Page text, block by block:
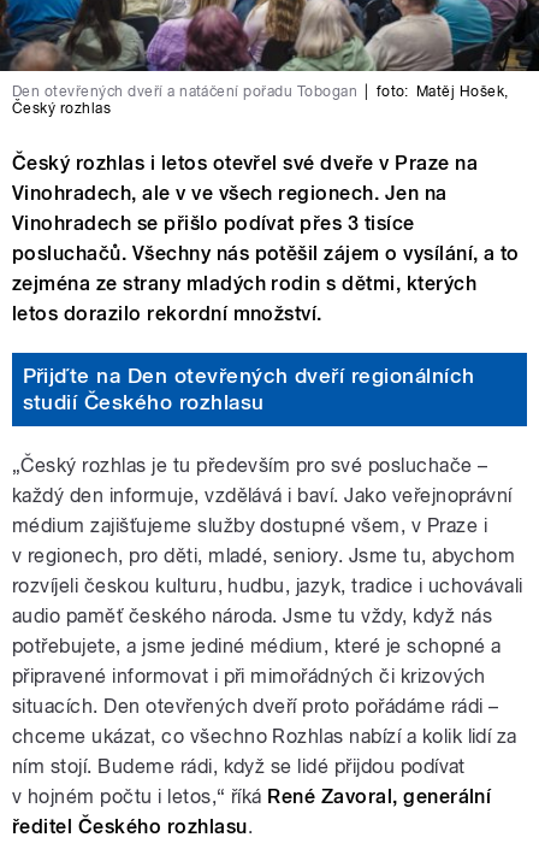
Den otevřených dveří a natáčení pořadu Tobogan foto: Matěj Hošek
Český rozhlas
Český rozhlas i letos otevřel své dveře v Praze na
Vinohradech, ale v ve všech regionech. Jen na
Vinohradech se přišlo podívat přes 3 tisíce
posluchačů. Všechny nás potěšil zájem o vysílání, a to
zejména ze strany mladých rodin s dětmi, kterých
letos dorazilo rekordní množství.
Přijďte na Den otevřených dveří regionálních
studií Českého rozhlasu
„Český rozhlas je tu především pro své posluchače –
každý den informuje, vzdělává i baví. Jako veřejnoprávní
médium zajišťujeme služby dostupné všem, v Praze i
v regionech, pro děti, mladé, seniory. Jsme tu, abychom
rozvíjeli českou kulturu, hudbu, jazyk, tradice i uchovávali
audio paměť českého národa. Jsme tu vždy, když nás
potřebujete, a jsme jediné médium, které je schopné a
připravené informovat i při mimořádných či krizových
situacích. Den otevřených dveří proto pořádáme rádi –
chceme ukázat, co všechno Rozhlas nabízí a kolik lidí za
ním stojí. Budeme rádi, když se lidé přijdou podívat
v hojném počtu i letos,“ říká René Zavoral, generální
ředitel Českého rozhlasu.